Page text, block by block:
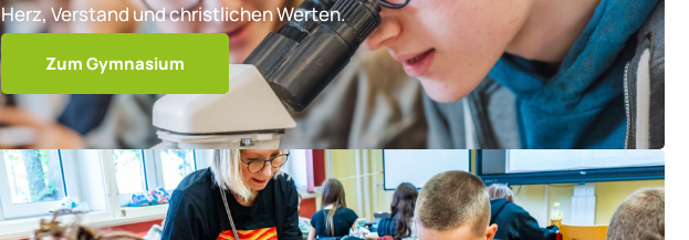
Herz, Verstand und christlichen Werten.
Zum Gymnasium